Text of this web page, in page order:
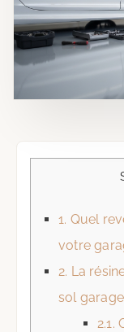
1. Quel
votre
2. La
sol garage
2.1.